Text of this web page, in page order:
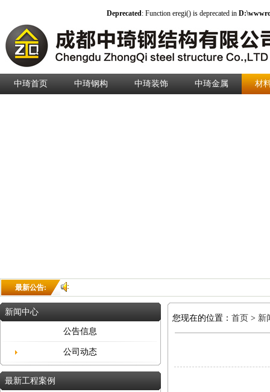
Deprecated: Function eregi() is deprecated in
中琦首页 中琦钢构 中琦装饰 中琦金属 材
最新公告:
新闻中心
公告信息
公司动态
最新工程案例
您现在的位置： 首页 > 新